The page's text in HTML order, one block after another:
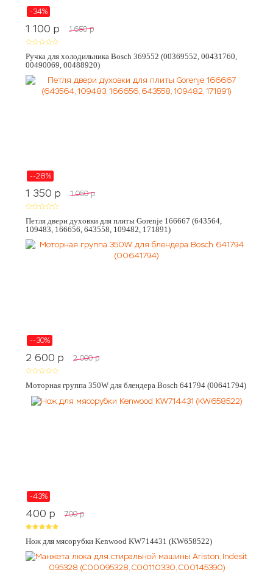
-34%
1 100 p 1 650 p
Ручка для холодильника Bosch 369552 (00369552, 00431760,
00490069, 00488920)
--28%
1 350 p 1 050 p
Петля двери духовки для плиты Gorenje 166667 (643564,
109483, 166656, 643558, 109482, 171891)
--30%
2 600 p 2 000 p
Моторная группа 350W для блендера Bosch 641794 (00641794)
-43%
400 p 700 p
Нож для мясорубки Kenwood KW714431 (KW658522)